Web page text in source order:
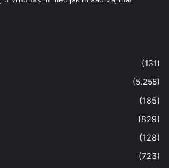
(131)
(5.258)
(185)
(829)
(128)
(723)